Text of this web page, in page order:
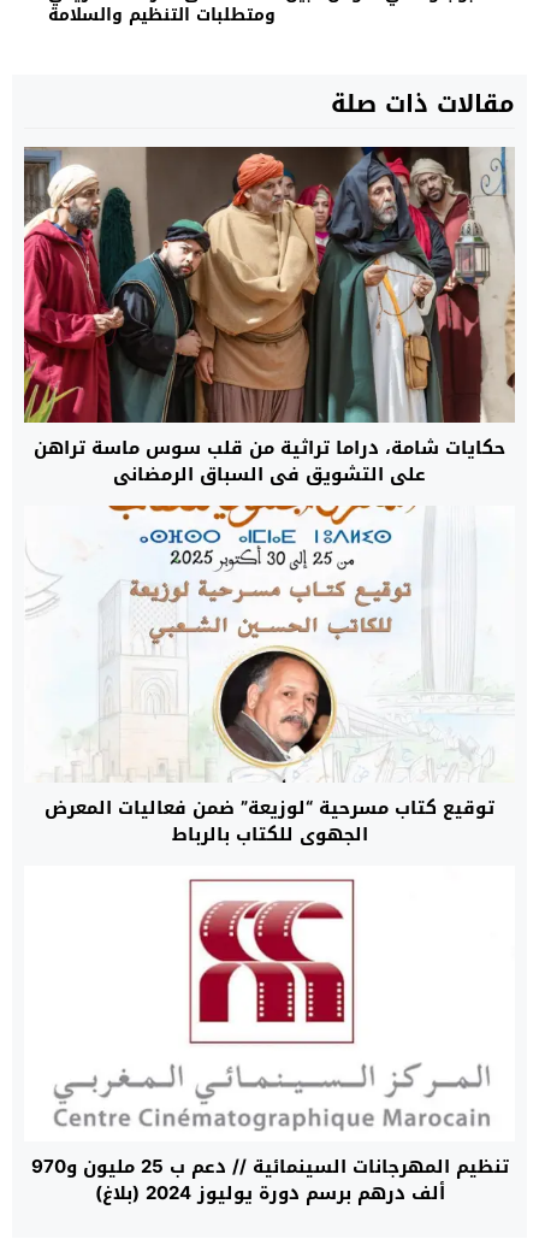
ومتطلبات التنظيم والسلامة
مقالات ذات صلة
حكايات شامة، دراما تراثية من قلب سوس ماسة تراهن
على التشويق في السباق الرمضاني
توقيع كتاب مسرحية “لوزيعة” ضمن فعاليات المعرض
الجهوي للكتاب بالرباط
تنظيم المهرجانات السينمائية // دعم ب 25 مليون و970
ألف درهم برسم دورة يوليوز 2024 (بلاغ)